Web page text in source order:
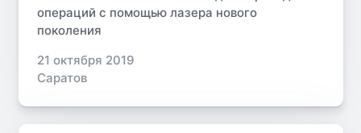
операций с помощью лазера нового
поколения
21 октября 2019
Саратов